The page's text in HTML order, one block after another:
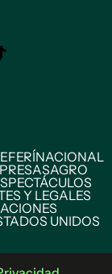
NACIONAL
AGRO
Y LEGALES
UNIDOS